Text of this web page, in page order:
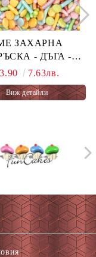
ЗАХАРНА
- ДЪГА -
7.63лв.
Виж детайли